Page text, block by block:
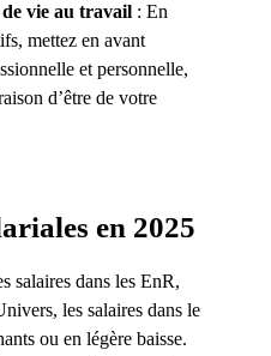
vie au travail: En
mettez en avant
et personnelle,
d’être de votre
en 2025
salaires dans les EnR,
les salaires dans le
ou en légère baisse.